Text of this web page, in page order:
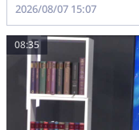
2026/08/07 15:07
08:35